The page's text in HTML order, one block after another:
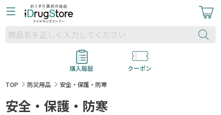
購入履歴
クーポン
TOP
防災用品 安全・保護・防寒
安全・保護・防寒